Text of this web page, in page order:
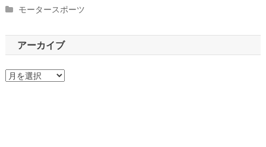
モータースポーツ
アーカイブ
ア